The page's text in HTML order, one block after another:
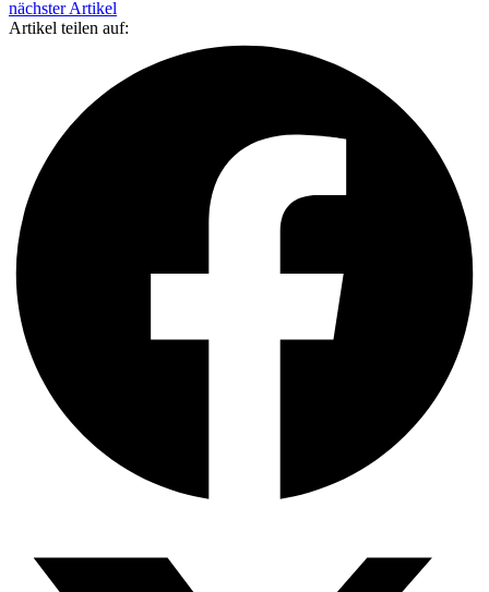
nächster Artikel
Artikel teilen auf: